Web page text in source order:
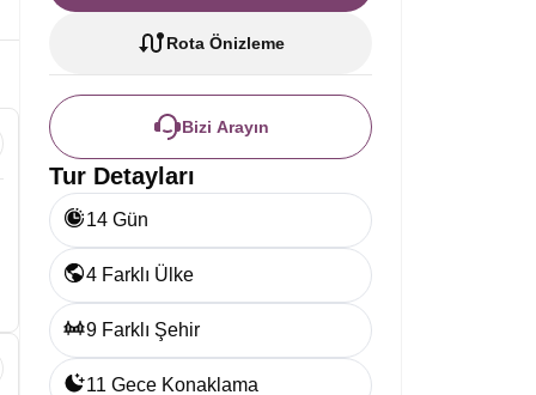
Rota Önizleme
Bizi Arayın
Tur Detayları
14 Gün
4 Farklı Ülke
9 Farklı Şehir
11 Gece Konaklama